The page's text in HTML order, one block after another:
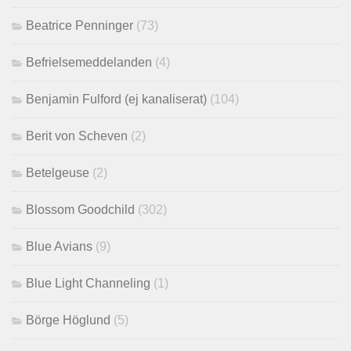
Beatrice Penninger (73)
Befrielsemeddelanden (4)
Benjamin Fulford (ej kanaliserat) (104)
Berit von Scheven (2)
Betelgeuse (2)
Blossom Goodchild (302)
Blue Avians (9)
Blue Light Channeling (1)
Börge Höglund (5)